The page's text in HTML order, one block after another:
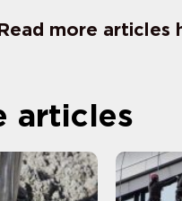
more articles
articles